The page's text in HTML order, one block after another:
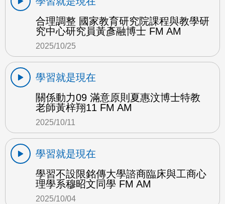
合理調整 國家教育研究院課程與教學研
究中心研究員黃彥融博士 FM AM
2025/10/25
學習就是現在
關係動力09 滿意原則夏惠汶博士特教
老師黃梓翔11 FM AM
2025/10/11
學習就是現在
學習不設限銘傳大學諮商臨床與工商心
理學系穆昭文同學 FM AM
2025/10/04